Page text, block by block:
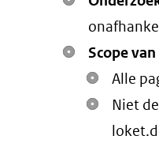
Scope
Alle
Niet